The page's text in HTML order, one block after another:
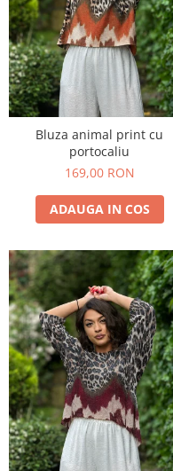
Bluza animal print cu
portocaliu
169,00 RON
ADAUGA IN COS